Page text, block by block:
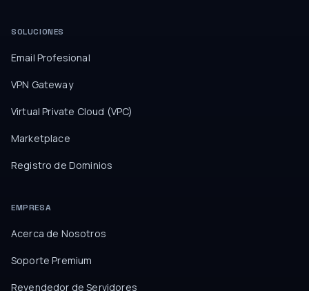
SOLUCIONES
Email Profesional
VPN Gateway
Virtual Private Cloud (VPC)
Marketplace
Registro de Dominios
EMPRESA
Acerca de Nosotros
Soporte Premium
Revendedor de Servidores